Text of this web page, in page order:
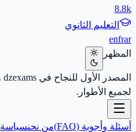
8.8k
التعليم الثانوي
enfrar
المظهر
لجميع الأطوار.
أسئلة وأجوبة (FAQ) من نحن